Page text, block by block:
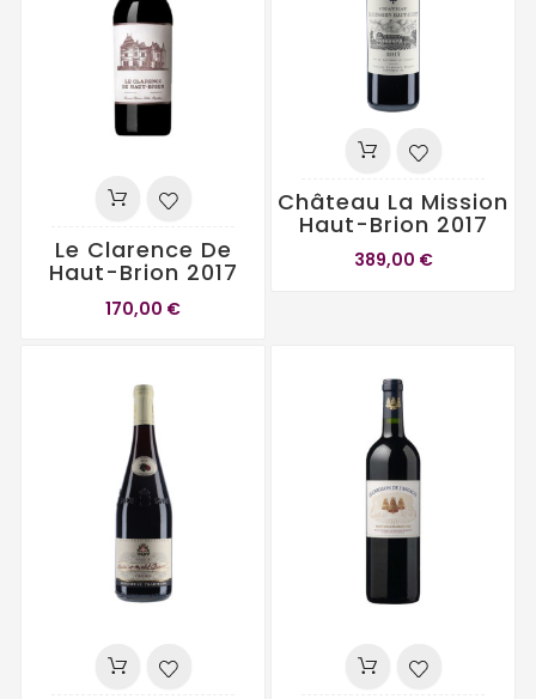
Le Clarence De
Haut-Brion 2017
170,00 €
Château La Mission
Haut-Brion 2017
389,00 €